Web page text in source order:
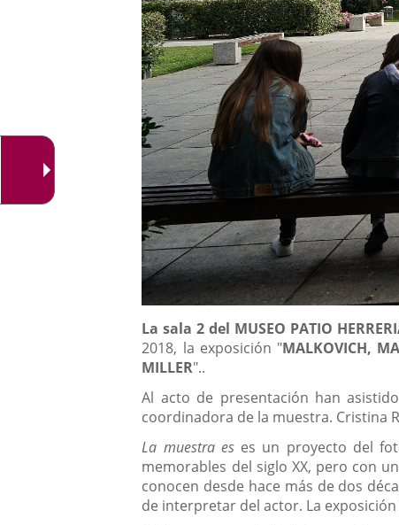
Descripción
La sala 2 del MUSEO PATIO
2018, la exposición "MALKOVICH,
MILLER"..
Al acto de presentación han
coordinadora de la muestra. Cristina
La muestra eses un proyecto del
memorables del siglo XX, pero con
conocen desde hace más de dos
de interpretar del actor. La